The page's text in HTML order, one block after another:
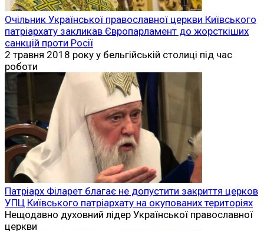
Очільник Української православної церкви Київського
патріархату закликав Європарламент до жорсткіших
санкцій проти Росії
2 травня 2018 року у бельгійській столиці під час
роботи
Патріарх Філарет благає не допустити закриття церков
УПЦ Київського патріархату на окупованих територіях
Нещодавно духовний лідер Української православної
церкви